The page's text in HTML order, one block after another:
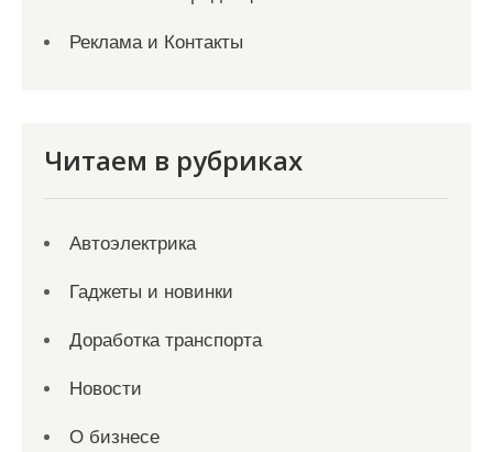
Реклама и Контакты
Читаем в рубриках
Автоэлектрика
Гаджеты и новинки
Доработка транспорта
Новости
О бизнесе